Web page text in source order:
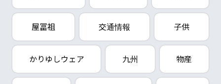
屋冨祖 交通情報 子供
かりゆしウェア 九州 物産